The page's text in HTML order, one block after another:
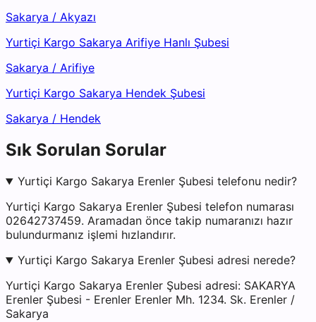
Sakarya / Akyazı
Yurtiçi Kargo Sakarya Arifiye Hanlı Şubesi
Sakarya / Arifiye
Yurtiçi Kargo Sakarya Hendek Şubesi
Sakarya / Hendek
Sık Sorulan Sorular
Yurtiçi Kargo Sakarya Erenler Şubesi telefonu nedir?
Yurtiçi Kargo Sakarya Erenler Şubesi telefon numarası
02642737459. Aramadan önce takip numaranızı hazır
bulundurmanız işlemi hızlandırır.
Yurtiçi Kargo Sakarya Erenler Şubesi adresi nerede?
Yurtiçi Kargo Sakarya Erenler Şubesi adresi: SAKARYA
Erenler Şubesi - Erenler Erenler Mh. 1234. Sk. Erenler /
Sakarya